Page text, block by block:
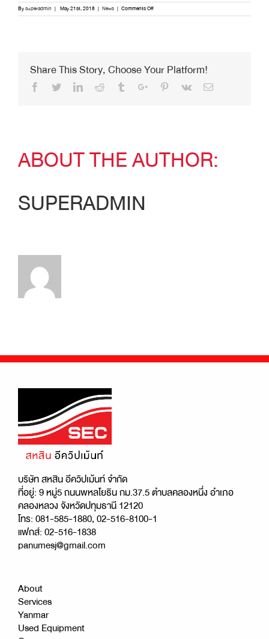
Bysuperadmin | May 21st, 2018 | News | Comments Offon
งาน
ทดสอบ
ขุด!
Share This Story, Choose Your Platform!
Facebook
TwitterLinkedinReddit TumblrGoogle+Pinterest
Vk Email
ABOUT THE AUTHOR:
SUPERADMIN
บริษัท สหสิน อีควิปเม้นท์ จำกัด
ที่อยู่: 9 หมู่5 ถนนพหลโยธิน กม.37.5 ตำบลคลองหนึ่ง อำเภอ
คลองหลวง จังหวัดปทุมธานี 12120
โทร: 081-585-1880, 02-516-8100-1
แฟกส์: 02-516-1838
panumesj@gmail.com
About
Services
Yanmar
Used Equipment